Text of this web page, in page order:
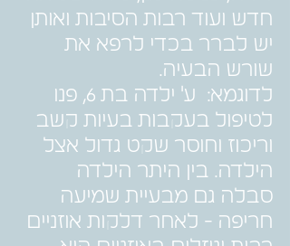
חדש ועוד רבות הסיבות ואותן
יש לברר בכדי לרפא את
שורש הבעיה.
לדוגמא: ע' ילדה בת 6, פנו
לטיפול בעקבות בעיות קשב
וריכוז וחוסר שקט גדול אצל
הילדה. בין היתר הילדה
סבלה גם מבעיית שמיעה
חריפה - לאחר דלקות אוזניים